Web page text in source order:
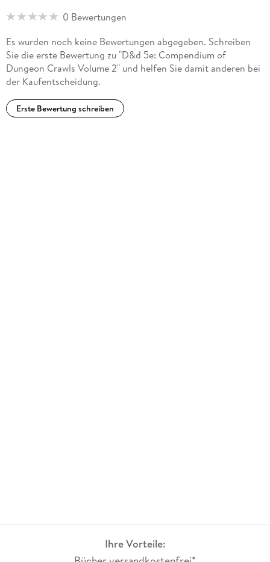
0 Bewertungen
Es wurden noch keine Bewertungen abgegeben. Schreiben
Sie die erste Bewertung zu "D&d 5e: Compendium of
Dungeon Crawls Volume 2" und helfen Sie damit anderen bei
der Kaufentscheidung.
Erste Bewertung schreiben
Ihre Vorteile: